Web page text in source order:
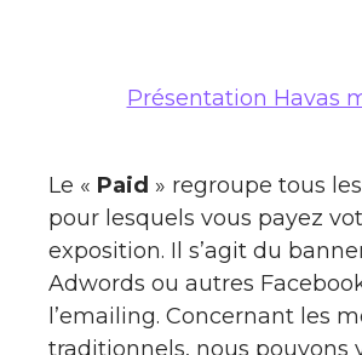
Présentation Havas
Le « Paid » regroupe tous
pour lesquels vous payez
exposition. Il s’agit du
Adwords ou autres
l’emailing. Concernant les
traditionnels, nous pouvons